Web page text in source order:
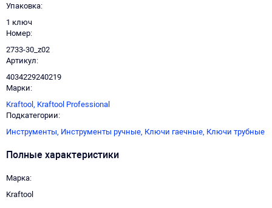
Упаковка
1 ключ
Номер
2733-30_z02
Артикул
4034229240219
Марки
Kraftool, Kraftool Professional
Подкатегории
Инструменты, Инструменты ручные, Ключи гаечные, Ключи трубные
Полные характеристики
Марка
Kraftool